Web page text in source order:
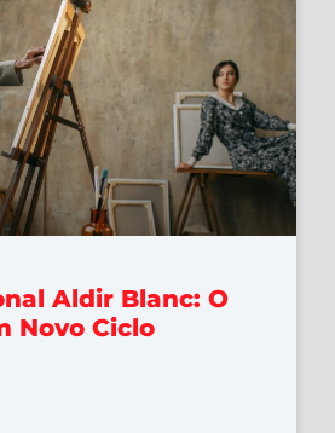
Aldir Blanc: O
Novo Ciclo